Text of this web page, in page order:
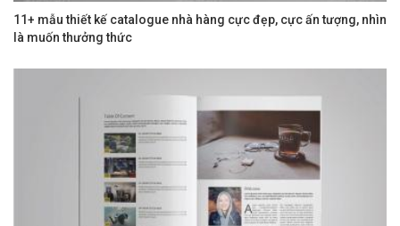
11+ mẫu thiết kế catalogue nhà hàng cực đẹp, cực ấn tượng, nhìn
là muốn thưởng thức